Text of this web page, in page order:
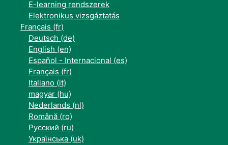
E-learning rendszerek
Elektronikus vizsgáztatás
Français ‎(fr)‎
Deutsch ‎(de)‎
English ‎(en)‎
Español - Internacional ‎(es)‎
Français ‎(fr)‎
Italiano ‎(it)‎
magyar ‎(hu)‎
Nederlands ‎(nl)‎
Română ‎(ro)‎
Русский ‎(ru)‎
Українська ‎(uk)‎